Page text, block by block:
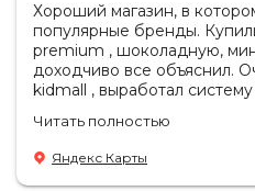
Хороший магазин, в
популярные бренды.
premium , шоколадную,
доходчиво все объяснил. Очень хочется , чтоб
kidmall , выработал
Читать полностью
Яндекс Карты